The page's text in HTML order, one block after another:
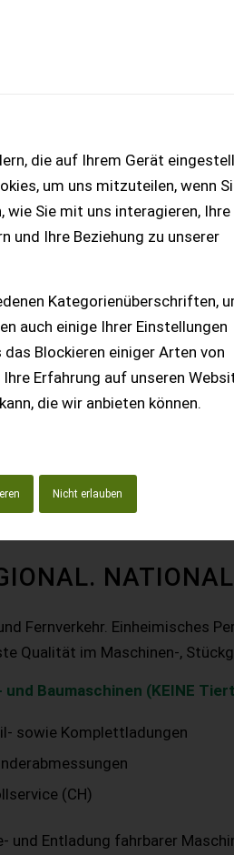
die auf Ihrem Gerät
um uns mitzuteilen, wenn
wie Sie mit uns interagieren, Ihre
und Ihre Beziehung zu unserer
Kategorienüberschriften,
auch einige Ihrer Einstellungen
das Blockieren einiger Arten von
Erfahrung auf unseren
die wir anbieten können.
Nicht erlauben
Fernverkehr. Einheimisches
Qualität im Maschinen-,
und Baumaschinen (KEINE
sowie Komplettladungen
(CH)
und Entladung fahrbarer